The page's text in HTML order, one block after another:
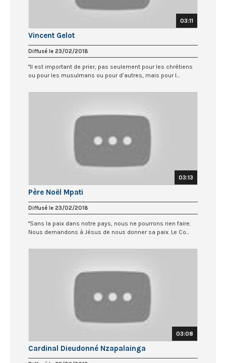
03:11
Vincent Gelot
Diffusé le 23/02/2018
"Il est important de prier, pas seulement pour les chrétiens
ou pour les musulmans ou pour d’autres, mais pour l...
03:13
Père Noël Mpati
Diffusé le 23/02/2018
"Sans la paix dans notre pays, nous ne pourrons rien faire.
Nous demandons à Jésus de nous donner sa paix. Le Co...
03:08
Cardinal Dieudonné Nzapalainga